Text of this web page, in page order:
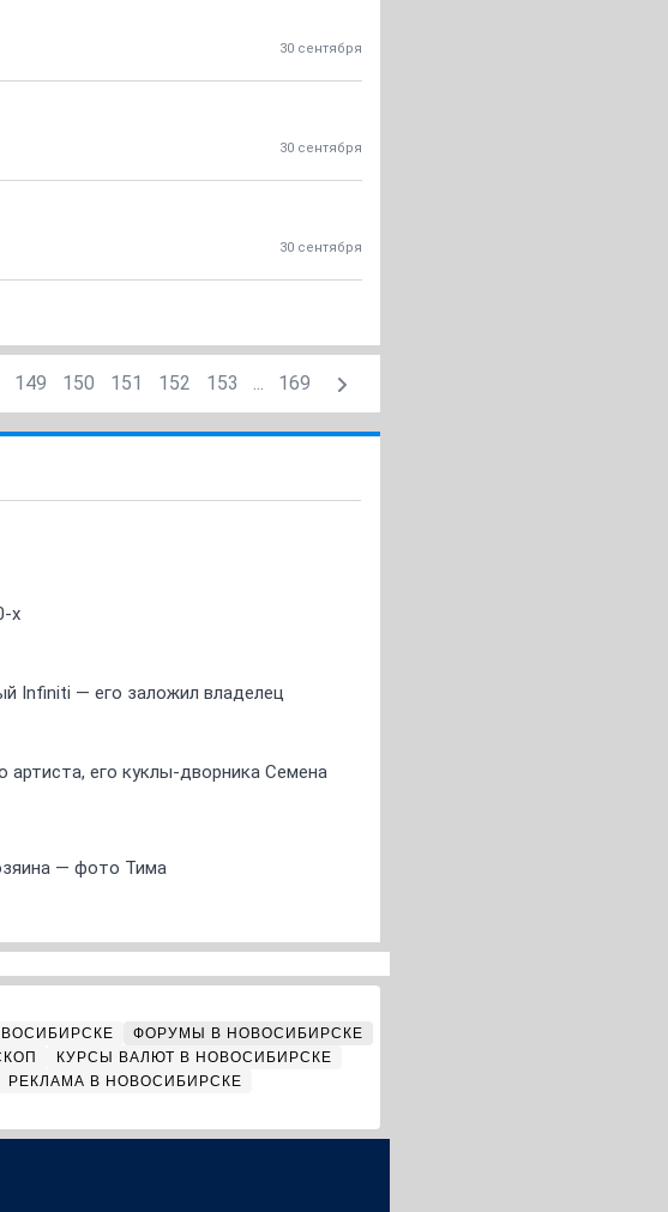
30 сентября
30 сентября
30 сентября
149 150 151 152 153 ... 169
х
Infiniti — его заложил владелец
артиста, его куклы-дворника Семена
— фото Тима
ФОРУМЫ В НОВОСИБИРСКЕ
КУРСЫ ВАЛЮТ В НОВОСИБИРСКЕ
РЕКЛАМА В НОВОСИБИРСКЕ